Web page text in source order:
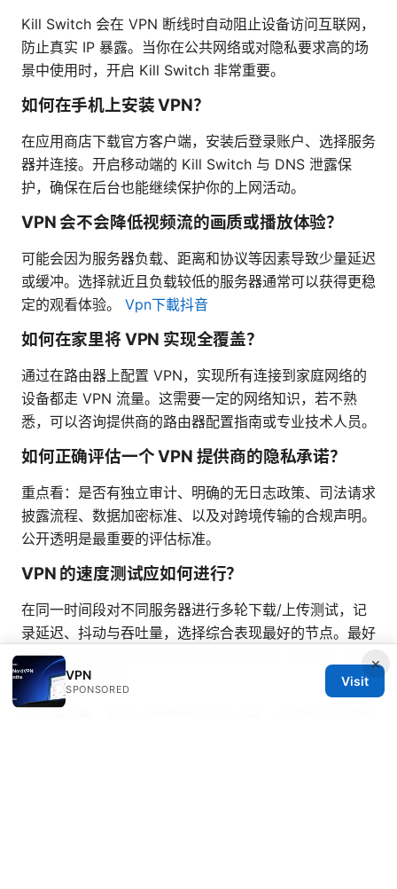
Kill Switch 会在 VPN 断线时自动阻止设备访问互联网，
防止真实 IP 暴露。当你在公共网络或对隐私要求高的场
景中使用时，开启 Kill Switch 非常重要。
如何在手机上安装 VPN？
在应用商店下载官方客户端，安装后登录账户、选择服务
器并连接。开启移动端的 Kill Switch 与 DNS 泄露保
护，确保在后台也能继续保护你的上网活动。
VPN 会不会降低视频流的画质或播放体验？
可能会因为服务器负载、距离和协议等因素导致少量延迟
或缓冲。选择就近且负载较低的服务器通常可以获得更稳
定的观看体验。 Vpn下載抖音
如何在家里将 VPN 实现全覆盖？
通过在路由器上配置 VPN，实现所有连接到家庭网络的
设备都走 VPN 流量。这需要一定的网络知识，若不熟
悉，可以咨询提供商的路由器配置指南或专业技术人员。
如何正确评估一个 VPN 提供商的隐私承诺？
重点看：是否有独立审计、明确的无日志政策、司法请求
披露流程、数据加密标准、以及对跨境传输的合规声明。
公开透明是最重要的评估标准。
VPN 的速度测试应如何进行？
在同一时间段对不同服务器进行多轮下载/上传测试，记
录延迟、抖动与吞吐量，选择综合表现最好的节点。最好
在你主要使用的设备上进行实际场景测试（如视频、游
戏、大文件下载）。
×
VPN
SPONSORED
Visit